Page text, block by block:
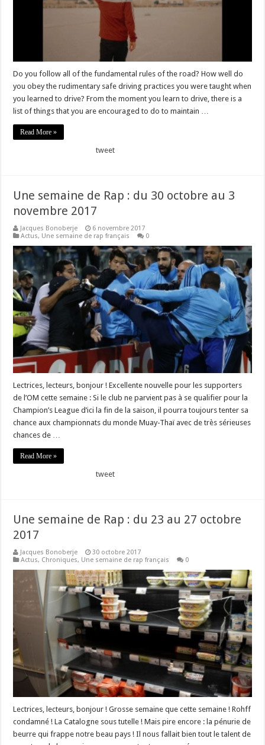
Do you follow all of the fundamental rules of the road? How well do
you obey the rudimentary safe driving practices you were taught when
you learned to drive? From the moment you learn to drive, there is a
list of things that you are encouraged to do to maintain …
Read More »
tweet
Une semaine de Rap : du 30 octobre au 3
novembre 2017
Jacques Bonoberje
6 novembre 2017
Actus, Une semaine de rap français 0
Lectrices, lecteurs, bonjour ! Excellente nouvelle pour les supporters
de l’OM cette semaine : Si le club ne parvient pas à se qualifier pour la
Champion’s League d’ici la fin de la saison, il pourra toujours tenter sa
chance aux championnats du monde Muay-Thaï avec de très sérieuses
chances de …
Read More »
tweet
Une semaine de Rap : du 23 au 27 octobre
2017
Jacques Bonoberje
30 octobre 2017
Actus, Chroniques, Une semaine de rap français 0
Lectrices, lecteurs, bonjour ! Grosse semaine que cette semaine ! Rohff
condamné ! La Catalogne sous tutelle ! Mais pire encore : la pénurie de
beurre qui frappe notre beau pays ! Il nous fallait bien tout le talent de